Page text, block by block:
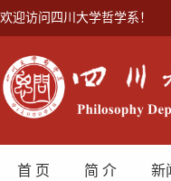
欢迎访问四川大学哲学系！
首 页 简 介 新